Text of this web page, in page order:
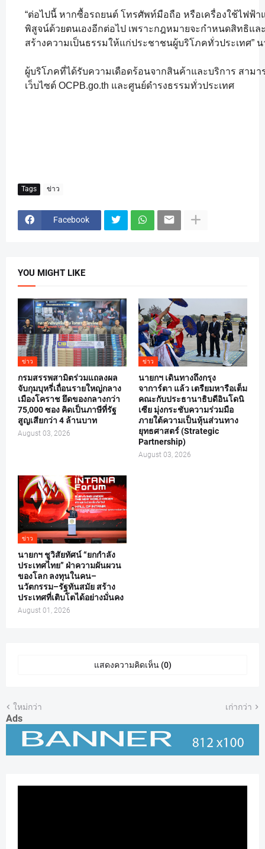
“ต่อไปนี้ หากซื้อรถยนต์ โทรศัพท์มือถือ หรือเครื่องใช้ไฟ
พิสูจน์ด้วยตนเองอีกต่อไป เพราะกฎหมายจะกำหนดสิทธิแ
สร้างความเป็นธรรมให้แก่ประชาชนผู้บริโภคทั่วประเทศ”
ผู้บริโภคที่ได้รับความเดือดร้อนจากสินค้าและบริการ สามา
เว็บไซต์ OCPB.go.th และศูนย์ดำรงธรรมทั่วประเทศ
Tags ข่าว
Facebook
YOU MIGHT LIKE
ข่าว
กรมสรรพสามิตร่วมแถลงผล
จับกุมบุหรี่เถื่อนรายใหญ่กลาง
เมืองโคราช ยึดของกลางกว่า
75,000 ซอง คิดเป็นภาษีที่รัฐ
สูญเสียกว่า 4 ล้านบาท
August 03, 2026
ข่าว
นายกฯ เดินทางถึงกรุง
จาการ์ตา แล้ว เตรืยมหารือเต็ม
คณะกับประธานาธิบดีอินโดนิ
เซีย มุ่งกระชับความร่วมมือ
ภายใต้ความเป็นหุ้นส่วนทาง
ยุทธศาสตร์ (Strategic
Partnership)
August 03, 2026
ข่าว
นายกฯ ชูวิสัยทัศน์ “ยกกำลัง
ประเทศไทย” ฝ่าความผันผวน
ของโลก ลงทุนในคน–
นวัตกรรม–รัฐทันสมัย สร้าง
ประเทศที่เติบโตได้อย่างมั่นคง
August 01, 2026
แสดงความคิดเห็น (0)
ใหม่กว่า เก่ากว่า
Ads